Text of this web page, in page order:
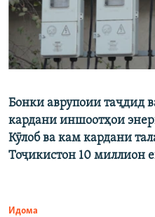
Бонки аврупоии таҷдид
кардани иншоотҳои
Кӯлоб ва кам кардани
Тоҷикистон 10 миллион
Идома